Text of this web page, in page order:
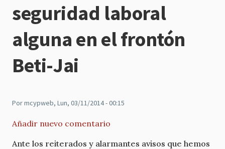
seguridad laboral
alguna en el frontón
Beti-Jai
Pormcypweb, Lun, 03/11/2014 - 00:15
Añadir nuevo comentario
Ante los reiterados y alarmantes avisos que hemos